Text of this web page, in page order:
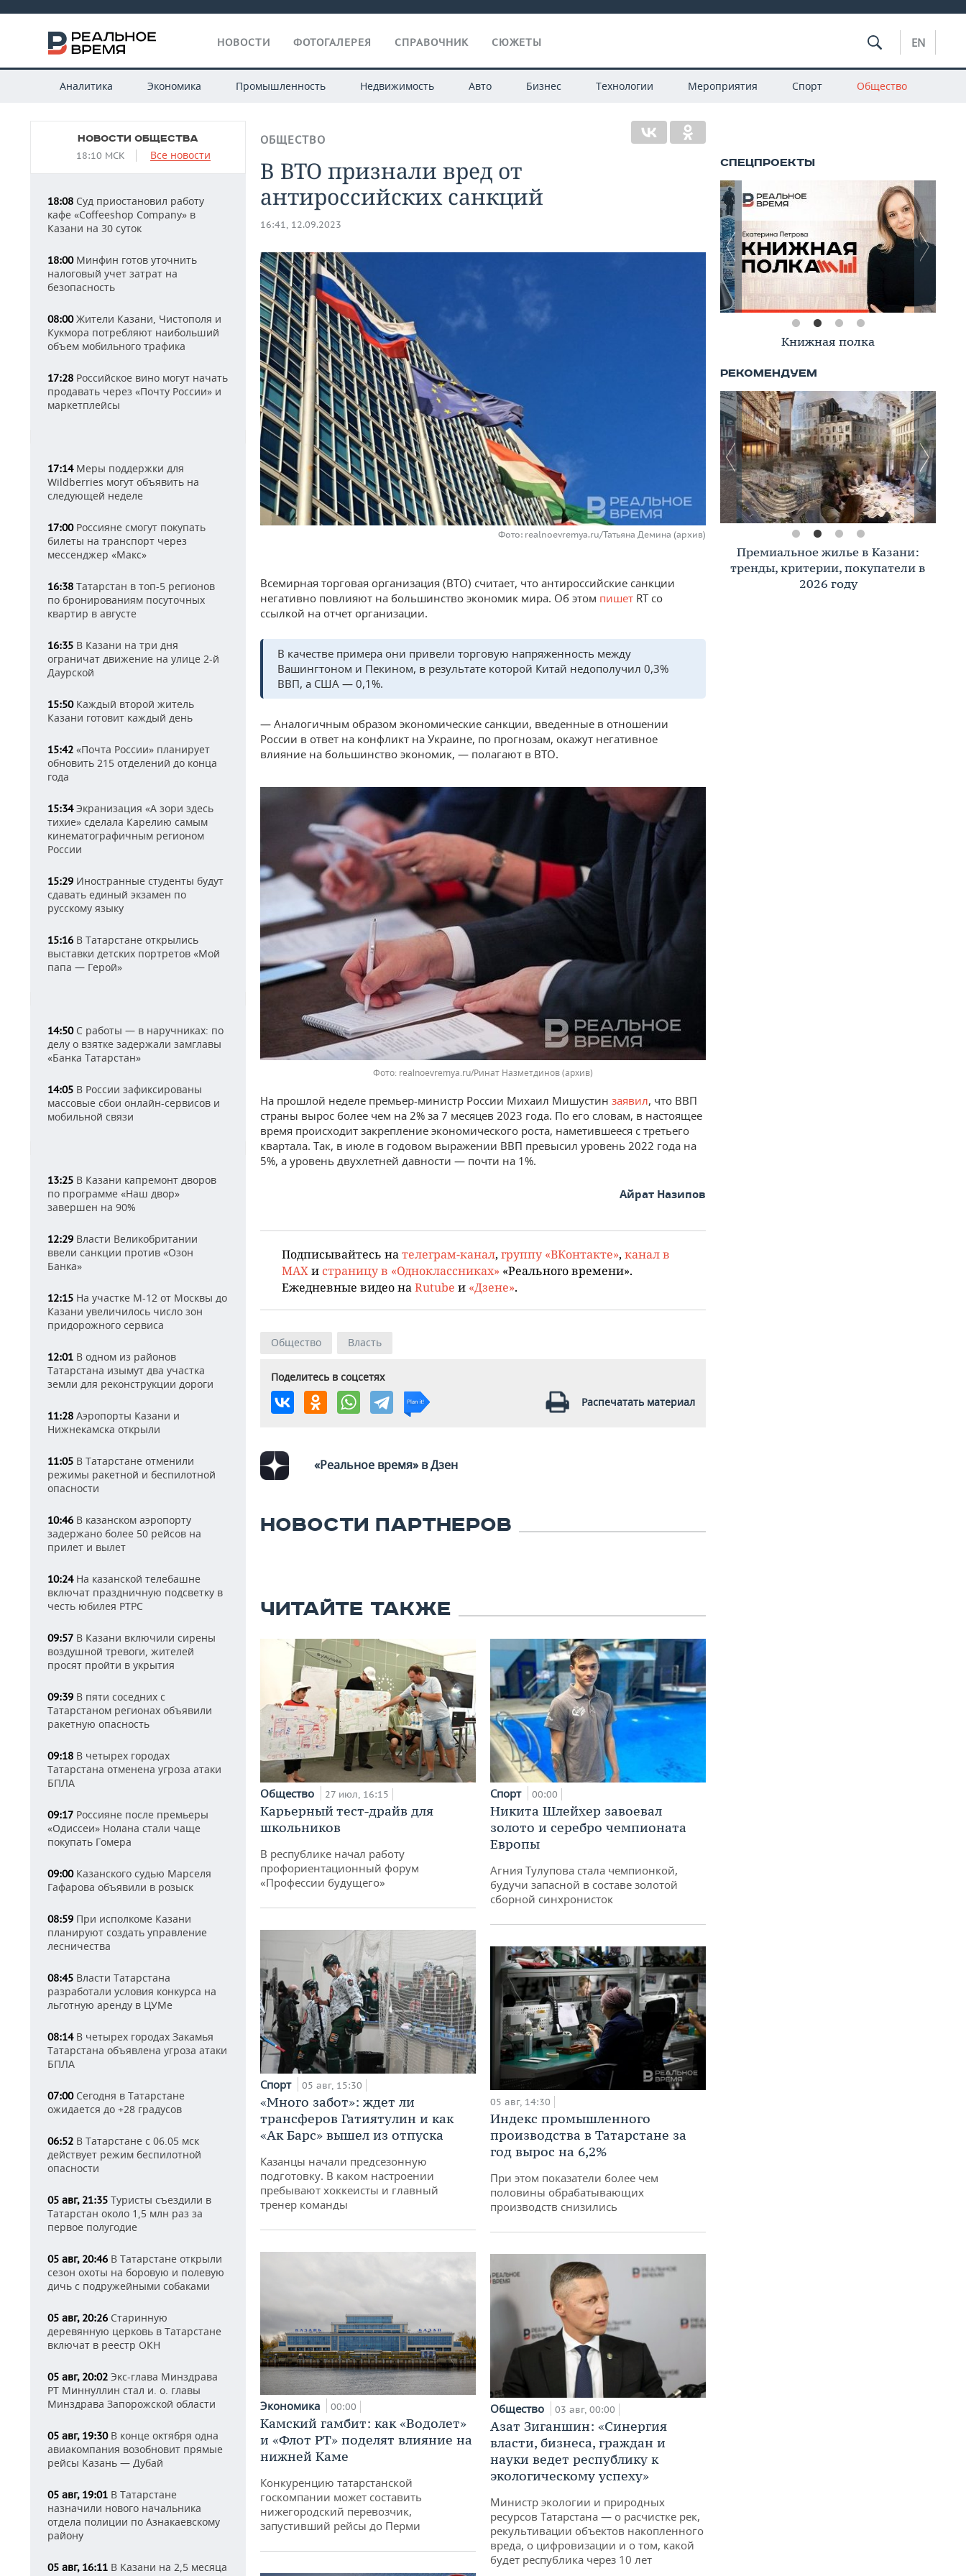
НОВОСТИ ФОТОГАЛЕРЕЯ СПРАВОЧНИК СЮЖЕТЫ EN
Аналитика Экономика Промышленность Недвижимость Авто Бизнес Технологии Мероприятия Спорт Общество
НОВОСТИ ОБЩЕСТВА
18:10 МСК Все новости
18:08 Суд приостановил работу
кафе «Coffeeshop Company» в
Казани на 30 суток
18:00Минфин готов уточнить
налоговый учет затрат на
безопасность
08:00Жители Казани, Чистополя и
Кукмора потребляют наибольший
объем мобильного трафика
17:28 Российское вино могут начать
продавать через «Почту России» и
маркетплейсы
17:14Меры поддержки для
Wildberries могут объявить на
следующей неделе
17:00Россияне смогут покупать
билеты на транспорт через
мессенджер «Макс»
16:38 Татарстан в топ-5 регионов
по бронированиям посуточных
квартир в августе
16:35 В Казани на три дня
ограничат движение на улице 2-й
Даурской
15:50Каждый второй житель
Казани готовит каждый день
15:42 «Почта России» планирует
обновить 215 отделений до конца
года
15:34Экранизация «А зори здесь
тихие» сделала Карелию самым
кинематографичным регионом
России
15:29 Иностранные студенты будут
сдавать единый экзамен по
русскому языку
15:16 В Татарстане открылись
выставки детских портретов «Мой
папа — Герой»
14:50С работы — в наручниках: по
делу о взятке задержали замглавы
«Банка Татарстан»
14:05 В России зафиксированы
массовые сбои онлайн-сервисов и
мобильной связи
13:25 В Казани капремонт дворов
по программе «Наш двор»
завершен на 90%
12:29 Власти Великобритании
ввели санкции против «Озон
Банка»
12:15 На участке М-12 от Москвы до
Казани увеличилось число зон
придорожного сервиса
12:01 В одном из районов
Татарстана изымут два участка
земли для реконструкции дороги
11:28 Аэропорты Казани и
Нижнекамска открыли
11:05 В Татарстане отменили
режимы ракетной и беспилотной
опасности
10:46 В казанском аэропорту
задержано более 50 рейсов на
прилет и вылет
10:24На казанской телебашне
включат праздничную подсветку в
честь юбилея РТРС
09:57 В Казани включили сирены
воздушной тревоги, жителей
просят пройти в укрытия
09:39 В пяти соседних с
Татарстаном регионах объявили
ракетную опасность
09:18 В четырех городах
Татарстана отменена угроза атаки
БПЛА
09:17 Россияне после премьеры
«Одиссеи» Нолана стали чаще
покупать Гомера
09:00Казанского судью Марселя
Гафарова объявили в розыск
08:59 При исполкоме Казани
планируют создать управление
лесничества
08:45 Власти Татарстана
разработали условия конкурса на
льготную аренду в ЦУМе
08:14В четырех городах Закамья
Татарстана объявлена угроза атаки
БПЛА
07:00Сегодня в Татарстане
ожидается до +28 градусов
06:52 В Татарстане с 06.05 мск
действует режим беспилотной
опасности
05 авг, 21:35 Туристы съездили в
Татарстан около 1,5 млн раз за
первое полугодие
05 авг, 20:46 В Татарстане открыли
сезон охоты на боровую и полевую
дичь с подружейными собаками
05 авг, 20:26 Старинную
деревянную церковь в Татарстане
включат в реестр ОКН
05 авг, 20:02 Экс-глава Минздрава
РТ Миннуллин стал и. о. главы
Минздрава Запорожской области
05 авг, 19:30В конце октября одна
авиакомпания возобновит прямые
рейсы Казань — Дубай
05 авг, 19:01 В Татарстане
назначили нового начальника
отдела полиции по Азнакаевскому
району
05 авг, 16:11 В Казани на 2,5 месяца
ОБЩЕСТВО
В ВТО признали вред от
антироссийских санкций
16:41, 12.09.2023
Фото: realnoevremya.ru/Татьяна Демина (архив)
Всемирная торговая организация (ВТО) считает, что антироссийские санкции
негативно повлияют на большинство экономик мира. Об этом пишет RT со
ссылкой на отчет организации.
В качестве примера они привели торговую напряженность между
Вашингтоном и Пекином, в результате которой Китай недополучил 0,3%
ВВП, а США — 0,1%.
— Аналогичным образом экономические санкции, введенные в отношении
России в ответ на конфликт на Украине, по прогнозам, окажут негативное
влияние на большинство экономик, — полагают в ВТО.
realnoevremya.ru/Ринат Назметдинов (архив)
На прошлой неделе премьер-министр России Михаил Мишустин заявил, что ВВП
страны вырос более чем на 2% за 7 месяцев 2023 года. По его словам, в настоящее
время происходит закрепление экономического роста, наметившееся с третьего
квартала. Так, в июле в годовом выражении ВВП превысил уровень 2022 года на
5%, а уровень двухлетней давности — почти на 1%.
Айрат Назипов
Подписывайтесь нателеграм-канал, группу «ВКонтакте», канал в
MAXи страницу в «Одноклассниках» «Реального времени».
Ежедневные видео наRutube и «Дзене».
Общество Власть
Поделитесь в соцсетях
Распечатать материал
«Реальное время» в Дзен
НОВОСТИ ПАРТНЕРОВ
ЧИТАЙТЕ ТАКЖЕ
Общество 27 июл, 16:15
Карьерный тест-драйв для
школьников
В республике начал работу
профориентационный форум
«Профессии будущего»
Спорт 05 авг, 15:30
«Много забот»: ждет ли
трансферов Гатиятулин и как
«Ак Барс» вышел из отпуска
Казанцы начали предсезонную
подготовку. В каком настроении
пребывают хоккеисты и главный
тренер команды
Экономика 00:00
Камский гамбит: как «Водолет»
и «Флот РТ» поделят влияние на
нижней Каме
Конкуренцию татарстанской
госкомпании может составить
нижегородский перевозчик,
запустивший рейсы до Перми
Спорт 00:00
Никита Шлейхер завоевал
золото и серебро чемпионата
Европы
Агния Тулупова стала чемпионкой,
будучи запасной в составе золотой
сборной синхронисток
05 авг, 14:30
Индекс промышленного
производства в Татарстане за
год вырос на 6,2%
При этом показатели более чем
половины обрабатывающих
производств снизились
Общество 03 авг, 00:00
Азат Зиганшин: «Синергия
власти, бизнеса, граждан и
науки ведет республику к
экологическому успеху»
Министр экологии и природных
ресурсов Татарстана — о расчистке рек,
рекультивации объектов накопленного
вреда, о цифровизации и о том, какой
будет республика через 10 лет
Книжная полка
Премиальное жилье в Казани:
тренды, критерии, покупатели в
2026 году